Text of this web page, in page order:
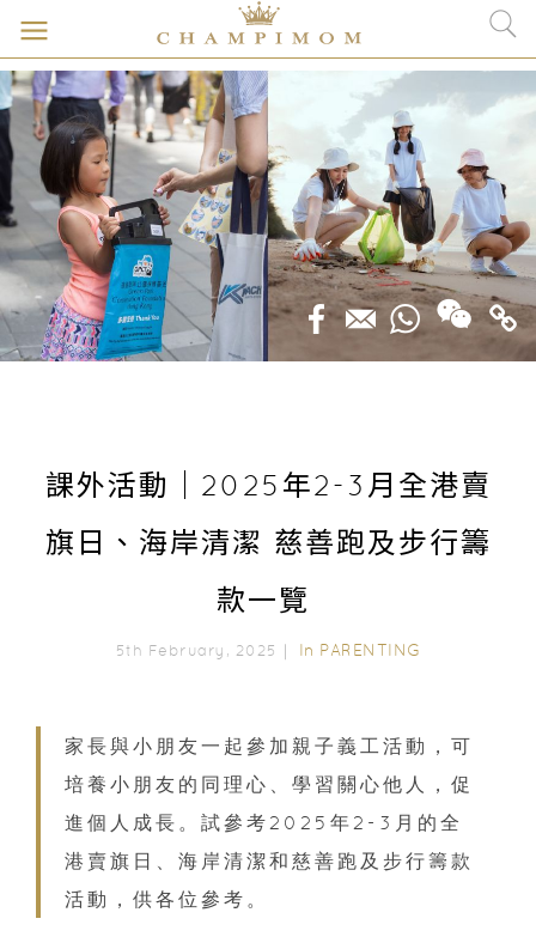
課外活動｜2025年2-3月全港賣
旗日、海岸清潔 慈善跑及步行籌
款一覽
5th February, 2025｜ In PARENTING
家長與小朋友一起參加親子義工活動，可
培養小朋友的同理心、學習關心他人，促
進個人成長。試參考2025年2-3月的全
港賣旗日、海岸清潔和慈善跑及步行籌款
活動，供各位參考。